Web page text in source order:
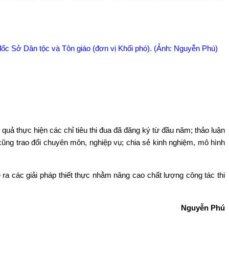
Sở Dân tộc và Tôn giáo (đơn vị Khối phó). (Ảnh: Nguyễn Phú)
thực hiện các chỉ tiêu thi đua đã đăng ký từ đầu năm; thảo luận
trao đổi chuyên môn, nghiệp vụ; chia sẻ kinh nghiệm, mô hình
các giải pháp thiết thực nhằm nâng cao chất lượng công tác thi
Nguyễn Phú